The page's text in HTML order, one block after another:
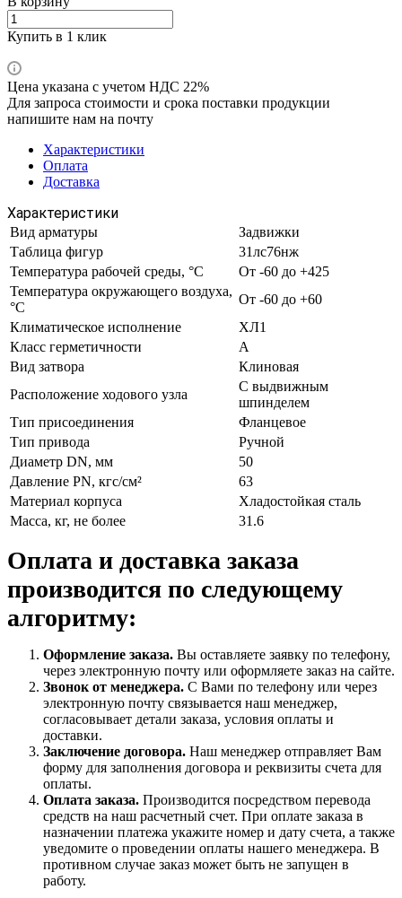
Купить в 1 клик
Цена указана с учетом НДС 22%
Для запроса стоимости и срока поставки продукции
напишите нам на почту
Характеристики
Оплата
Доставка
Характеристики
Вид арматуры
Задвижки
Таблица фигур
31лс76нж
Температура рабочей среды, °С
От -60 до +425
Температура окружающего воздуха,
°С
От -60 до +60
Климатическое исполнение
ХЛ1
Класс герметичности
А
Вид затвора
Клиновая
Расположение ходового узла
С выдвижным
шпинделем
Тип присоединения
Фланцевое
Тип привода
Ручной
Диаметр DN, мм
50
Давление PN, кгс/см²
63
Материал корпуса
Хладостойкая сталь
Масса, кг, не более
31.6
Оплата и доставка заказа
производится по следующему
алгоритму:
Оформление заказа. Вы оставляете заявку по телефону,
через электронную почту или оформляете заказ на сайте.
Звонок от менеджера. С Вами по телефону или через
электронную почту связывается наш менеджер,
согласовывает детали заказа, условия оплаты и
доставки.
Заключение договора. Наш менеджер отправляет Вам
форму для заполнения договора и реквизиты счета для
оплаты.
Оплата заказа. Производится посредством перевода
средств на наш расчетный счет. При оплате заказа в
назначении платежа укажите номер и дату счета, а также
уведомите о проведении оплаты нашего менеджера. В
противном случае заказ может быть не запущен в
работу.